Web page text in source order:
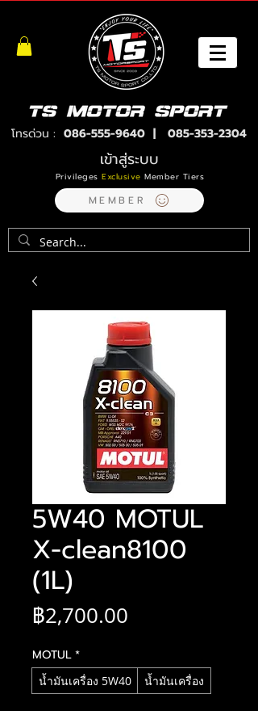
โทรด่วน : 086-555-9640| 085-353-2304
เข้าสู่ระบบ
PrivilegesExclusive Member Tiers
MEMBER
5W40 MOTUL
X-clean8100
(1L)
฿2,700.00
MOTUL*
น้ำมันเครื่อง 5W40 น้ำมันเครื่อง